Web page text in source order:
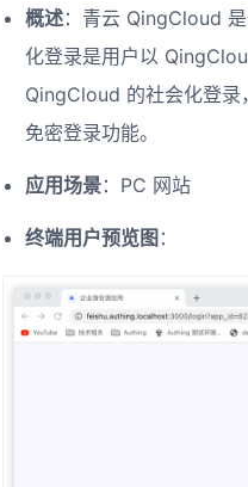
概述：青云 QingCloud
化登录是用户以
QingCloud 的社会化登
免密登录功能。
应用场景：PC 网站
终端用户预览图 ：